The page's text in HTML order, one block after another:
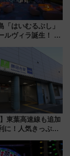
「はいむるぶし」
ルヴィラ誕生！ 石
ない贅沢」を体験
東葉高速線も追加
に！人気きっぷ
・早春に千葉県を